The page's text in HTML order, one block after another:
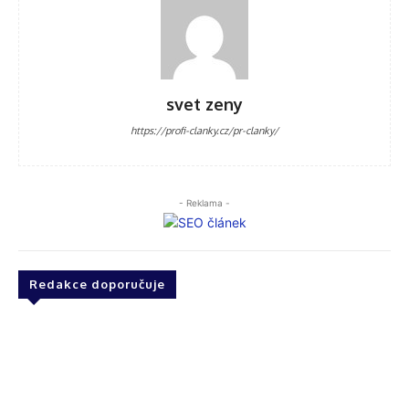
svet zeny
https://profi-clanky.cz/pr-clanky/
- Reklama -
Redakce doporučuje